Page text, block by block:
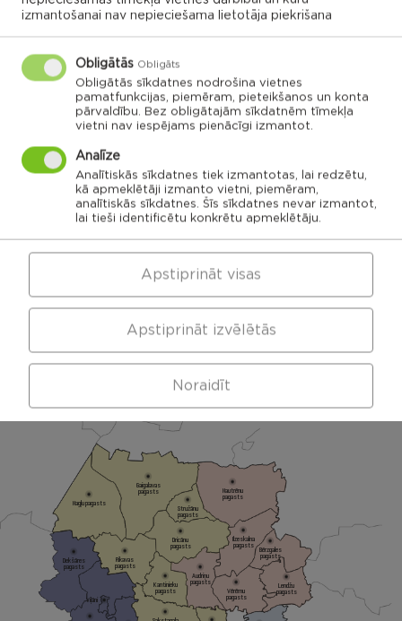
VISI NOTIKUMI
Rēzeknes novada karte
izpētītu vairāk
APVIENĪBU PĀRVALDES
Nagļu pagasts
Rikavas
pagasts
Kantinieku
pagasts
Gaigalavas
pagasts
Stružānu
pagasts
Dricānu
pagasts
Nautrēnu
pagasts
Ilzeskalna
pagasts
Audriņu
pagasts
Vērēmu
pagasts
Lendžu
pagasts
Bērzgales
pagasts
Dekšāres
pagasts
Viļāni
izmantošanai nav nepieciešama lietotāja piekrišana
Obligātās Obligāts
Obligātās sīkdatnes nodrošina vietnes
pamatfunkcijas, piemēram, pieteikšanos un konta
pārvaldību. Bez obligātajām sīkdatnēm tīmekļa
vietni nav iespējams pienācīgi izmantot.
Analīze
Analītiskās sīkdatnes tiek izmantotas, lai redzētu,
kā apmeklētāji izmanto vietni, piemēram,
analītiskās sīkdatnes. Šīs sīkdatnes nevar izmantot,
lai tieši identificētu konkrētu apmeklētāju.
Noraidīt
Apstiprināt izvēlētās
Apstiprināt visas